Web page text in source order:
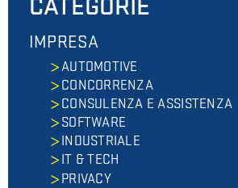
CATEGORIE
IMPRESA
AUTOMOTIVE
CONCORRENZA
CONSULENZA E ASSISTENZA
SOFTWARE
INDUSTRIALE
IT & TECH
PRIVACY